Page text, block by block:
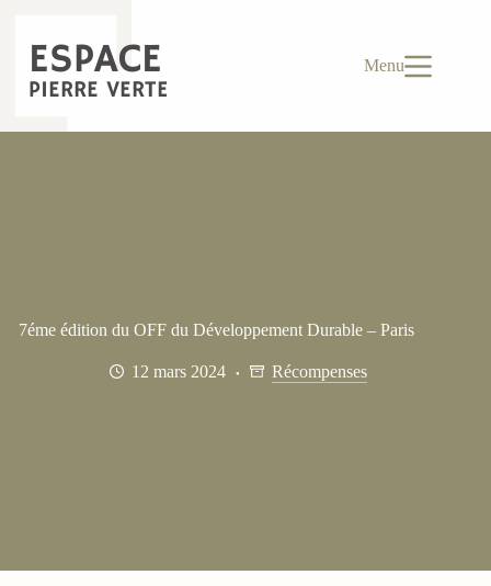
contenuESPACE
PIERRE VERTE
Menu
7éme édition du OFF du Développement Durable – Paris
12 mars 2024 Récompenses